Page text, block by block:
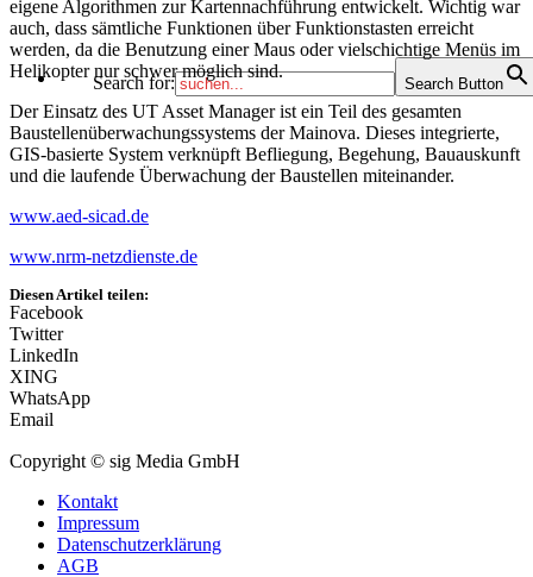
Search for: Search Button
genossenschaftliche
Initiative deutscher
Fernleitungsnetzbetreiber
stellt BIL erstmals in
Deutschland eine
umfassende und für
Nutzer kostenfreie Online-
Leitungsauskunft in einem
durchgängigen digitalen
verfolgt keine
und steht
Leitungsbetreibern aller
Sparten offen.
GEOMAGIC GmbH
Die GEOMAGIC GmbH
ist ein internationaler IT-
und Netzbetreiber. Über
20 Jahre stehen wir
unseren Kunden
erfolgreich bei der
Entwicklung und
Implementierung
eigene Algorithmen zur Kartennachführung entwickelt. Wichtig war
auch, dass sämtliche Funktionen über Funktionstasten erreicht
werden, da die Benutzung einer Maus oder vielschichtige Menüs im
Helikopter nur schwer möglich sind.
Der Einsatz des UT Asset Manager ist ein Teil des gesamten
Baustellenüberwachungssystems der Mainova. Dieses integrierte,
GIS-basierte System verknüpft Befliegung, Begehung, Bauauskunft
und die laufende Überwachung der Baustellen miteinander.
www.aed-sicad.de
www.nrm-netzdienste.de
Diesen Artikel teilen:
Facebook
Twitter
LinkedIn
XING
WhatsApp
Email
Copyright © sig Media GmbH
Kontakt
Impressum
Datenschutzerklärung
AGB